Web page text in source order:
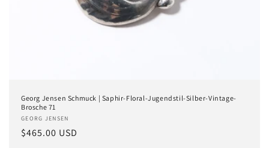
Georg Jensen Schmuck | Saphir-Floral-Jugendstil-Silber-Vintage-
Brosche 71
Anbieter:
GEORG JENSEN
Normaler
$465.00 USD